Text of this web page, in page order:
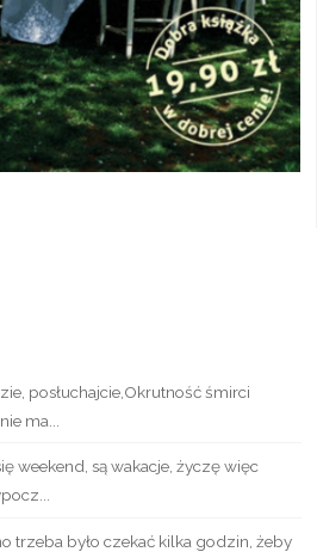
posłuchajcie,Okrutność śmirci
ma...
weekend, są wakacje, życzę więc
trzeba było czekać kilka godzin, żeby